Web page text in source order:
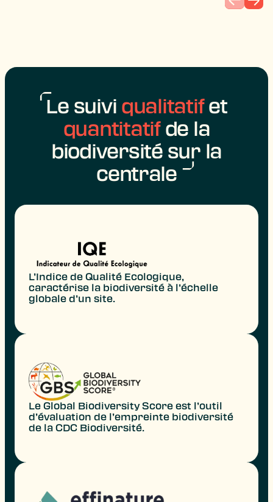
Le suivi qualitatifet
quantitatifde la
biodiversité sur la
centrale
L’Indice de Qualité Ecologique,
caractérise la biodiversité à l’échelle
globale d’un site.
Le Global Biodiversity Score est l’outil
d’évaluation de l’empreinte biodiversité
de la CDC Biodiversité.